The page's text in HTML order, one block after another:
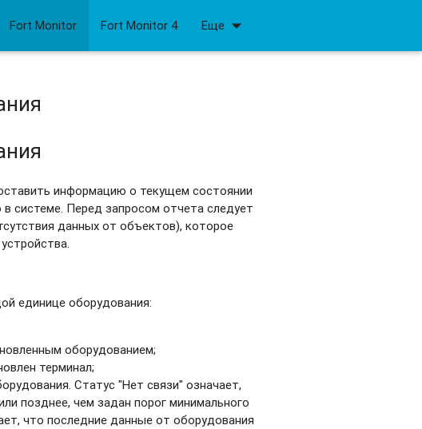
Fort Monitor Fort Monitor 4 Еще arrow_drop_down
информацию о текущем состоянии
в системе. Перед запросом отчета следует
данных от объектов), которое
единице оборудования:
оборудованием;
терминал;
Статус "Нет связи" означает,
позднее, чем задан порог минимального
что последние данные от оборудования